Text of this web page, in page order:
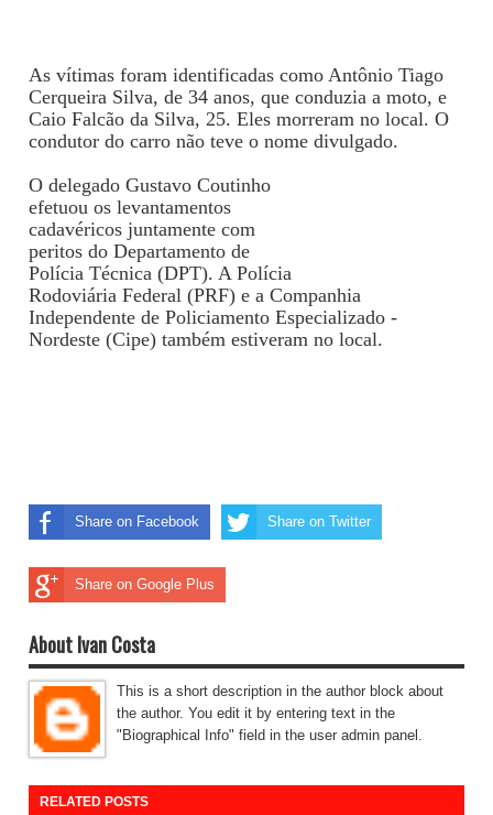
As vítimas foram identificadas como Antônio Tiago
Cerqueira Silva, de 34 anos, que conduzia a moto, e
Caio Falcão da Silva, 25. Eles morreram no local. O
condutor do carro não teve o nome divulgado.
O delegado Gustavo Coutinho
efetuou os levantamentos
cadavéricos juntamente com
peritos do Departamento de
Polícia Técnica (DPT). A Polícia
Rodoviária Federal (PRF) e a Companhia
Independente de Policiamento Especializado -
Nordeste (Cipe) também estiveram no local.
Share on Facebook Share on Twitter
Share on Google Plus
About Ivan Costa
This is a short description in the author block about
the author. You edit it by entering text in the
"Biographical Info" field in the user admin panel.
RELATED POSTS